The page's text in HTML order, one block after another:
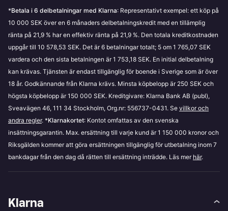
Använder “Klarna Direkt”;
Väljer att “dela upp” din betalning;
Om en kreditupplysning tas får du en kopia av
kreditrapporten via e-post eller i brev.
Våra kreditupplysningar utförs av de externa parterna
UC,CreditsafeochDecidas. Om du har några frågor
angående de tjänster som dessa parter erbjuder,
rekommenderar vi att du kontaktar dem direkt.
Dessa kontroller utförs i enlighet med Klarnas villkor
*Betala i 6 delbetalningar med Klarna: Representativt exempel: ett köp på
10 000 SEK över en 6 månaders delbetalningskredit med en tillämplig
ränta på 21,9 % har en effektiv ränta på 21,9 %. Den totala kreditkostnaden
uppgår till 10 578,53 SEK. Det är 6 betalningar totalt; 5 om 1 765,07 SEK
vardera och den sista betalningen är 1 753,18 SEK. En initial delbetalning
kan krävas. Tjänsten är endast tillgänglig för boende i Sverige som är över
18 år. Godkännande från Klarna krävs. Minsta köpbelopp är 250 SEK och
högsta köpbelopp är 150 000 SEK. Kreditgivare: Klarna Bank AB (publ),
Sveavägen 46, 111 34 Stockholm, Org.nr: 556737-0431. Se villkor och
andra regler. *Klarnakortet: Kontot omfattas av den svenska
insättningsgarantin. Max. ersättning till varje kund är 1 150 000 kronor och
Riksgälden kommer att göra ersättningen tillgänglig för utbetalning inom 7
bankdagar från den dag då rätten till ersättning inträdde. Läs mer här.
Klarna